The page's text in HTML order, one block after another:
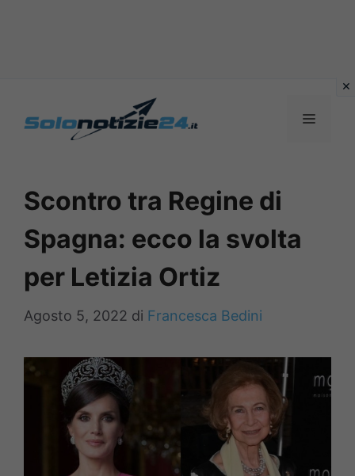
MENU
Scontro tra Regine di
Spagna: ecco la svolta
per Letizia Ortiz
Agosto 5, 2022 di Francesca Bedini